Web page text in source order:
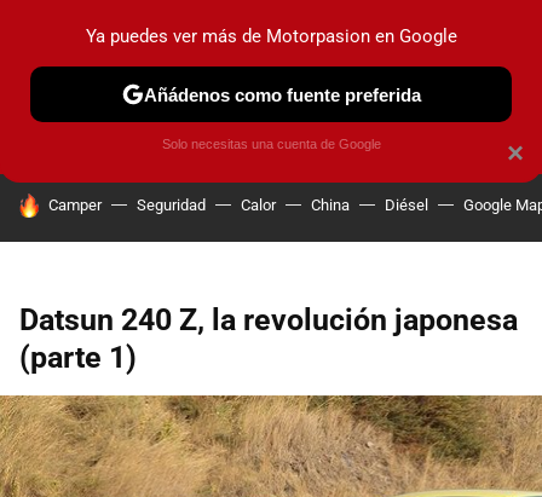
PRUEBAS COCHES ELÉCTRICOS OBSERVATORIO
HOY SE HABLA DE
Camper Seguridad Calor China Diésel Google
Datsun 240 Z, la revolución japonesa
(parte 1)
×
Ya puedes ver más de Motorpasion en Google
Añádenos como fuente preferida
Solo necesitas una cuenta de Google